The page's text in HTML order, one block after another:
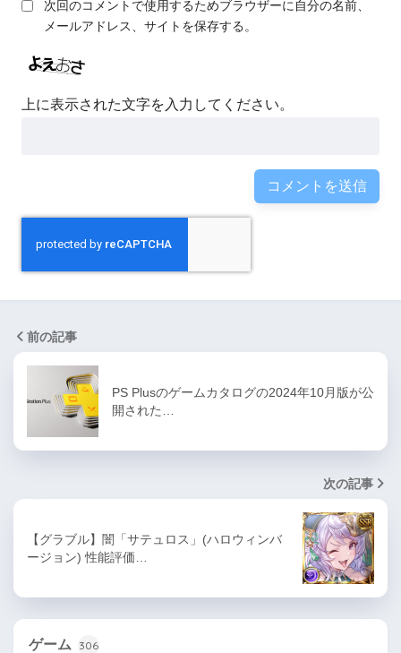
次回のコメントで使用するためブラウザーに自分の名前、
メールアドレス、サイトを保存する。
上に表示された文字を入力してください。
前の記事
PS Plusのゲームカタログの2024年10月版が公
開された…
次の記事
【グラブル】闇「サテュロス」(ハロウィンバ
ージョン) 性能評価…
ゲーム 306